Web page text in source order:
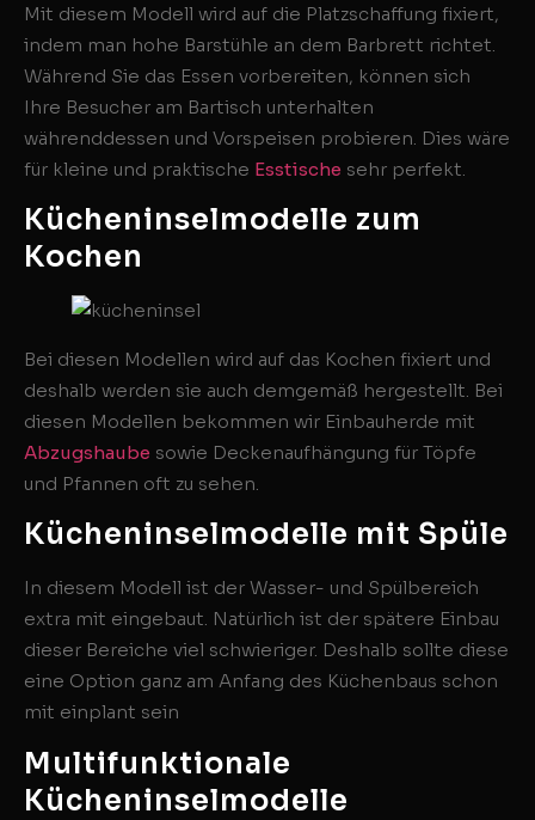
Mit diesem Modell wird auf die Platzschaffung fixiert,
indem man hohe Barstühle an dem Barbrett richtet.
Während Sie das Essen vorbereiten, können sich
Ihre Besucher am Bartisch unterhalten
währenddessen und Vorspeisen probieren. Dies wäre
für kleine und praktische Esstische sehr perfekt.
Kücheninselmodelle zum
Kochen
Bei diesen Modellen wird auf das Kochen fixiert und
deshalb werden sie auch demgemäß hergestellt. Bei
diesen Modellen bekommen wir Einbauherde mit
Abzugshaube sowie Deckenaufhängung für Töpfe
und Pfannen oft zu sehen.
Kücheninselmodelle mit Spüle
In diesem Modell ist der Wasser- und Spülbereich
extra mit eingebaut. Natürlich ist der spätere Einbau
dieser Bereiche viel schwieriger. Deshalb sollte diese
eine Option ganz am Anfang des Küchenbaus schon
mit einplant sein
Multifunktionale
Kücheninselmodelle